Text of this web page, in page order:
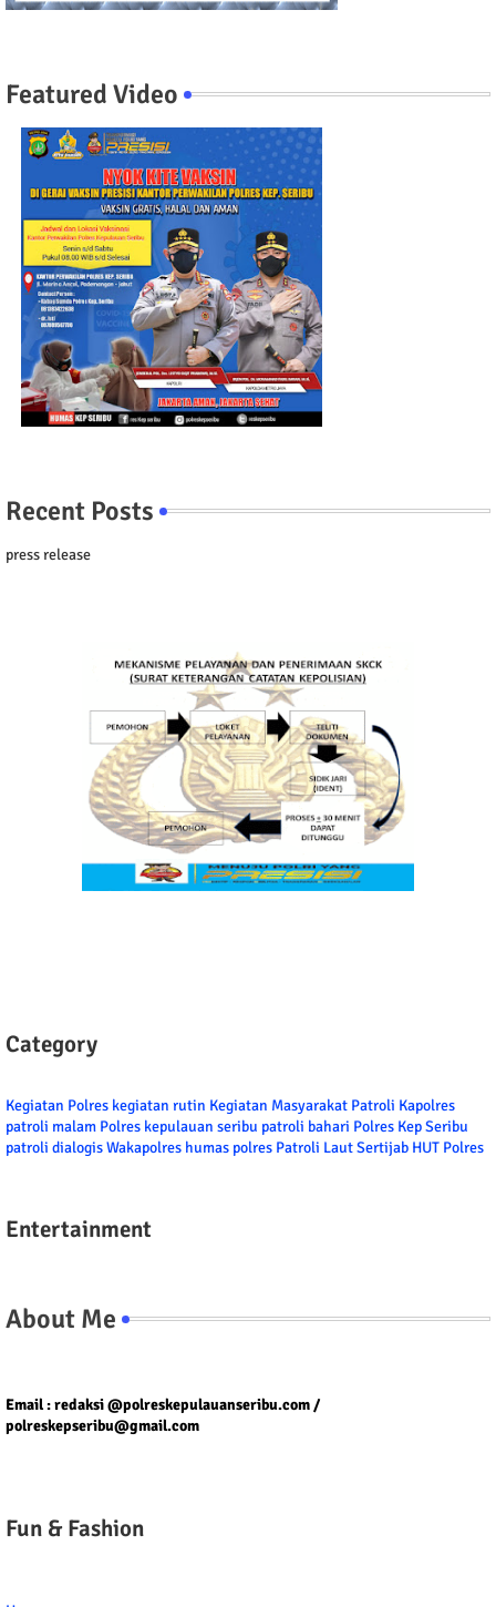
Featured Video
Recent Posts
press release
Category
Kegiatan Polres kegiatan rutin Kegiatan Masyarakat Patroli Kapolres
patroli malam Polres kepulauan seribu patroli bahari Polres Kep Seribu
patroli dialogisWakapolres humas polres Patroli LautSertijab HUT Polres
Entertainment
About Me
Email : redaksi @polreskepulauanseribu.com /
polreskepseribu@gmail.com
Fun & Fashion